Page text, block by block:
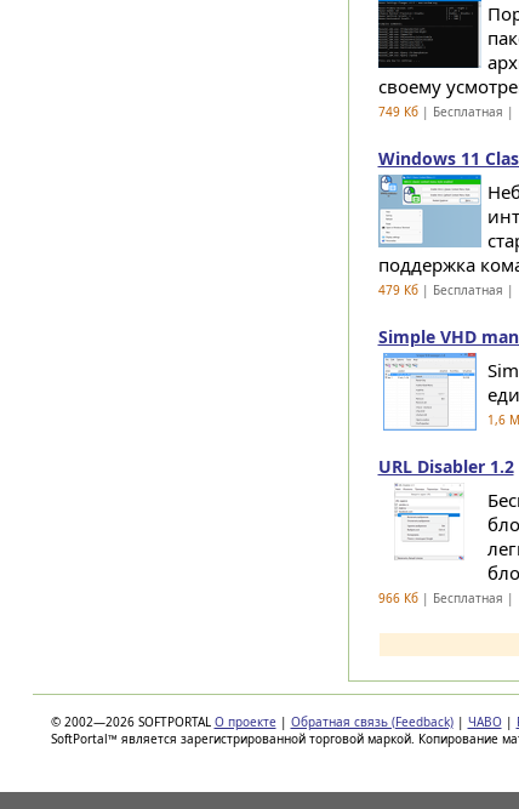
своему
749 Кб| Бесплатная |
Windows 11
поддержка
479 Кб| Бесплатная |
Simple VHD
1,6
URL Disabler 1.2
966 Кб| Бесплатная |
© 2002—2026 SOFTPORTAL О проекте | Обратная связь (Feedback) | ЧАВО |
SoftPortal™ является зарегистрированной торговой маркой. Копирование